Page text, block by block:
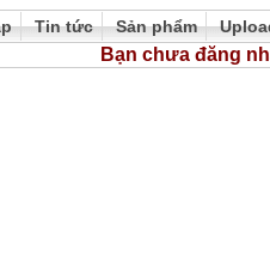
Tin tức Sản phẩm
Bạn chưa đăng